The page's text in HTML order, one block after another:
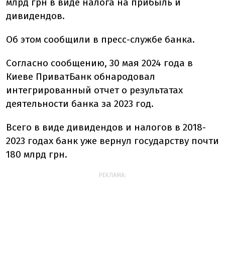
дивидендов.
Об этом сообщили в пресс-службе банка.
Согласно сообщению, 30 мая 2024 года в
Киеве ПриватБанк обнародовал
интегрированный отчет о результатах
деятельности банка за 2023 год.
Всего в виде дивидендов и налогов в 2018-
2023 годах банк уже вернул государству почти
180 млрд грн.
РЕКЛАМА: